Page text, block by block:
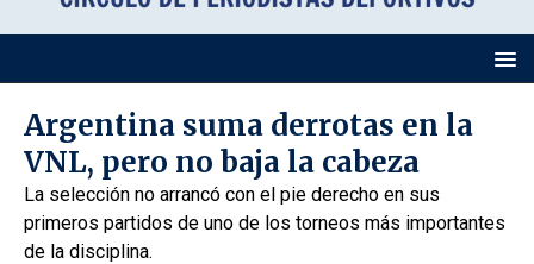
Argentina suma derrotas en la
VNL, pero no baja la cabeza
La selección no arrancó con el pie derecho en sus
primeros partidos de uno de los torneos más importantes
de la disciplina.